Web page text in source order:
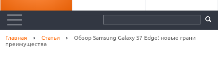
Главная Статьи
Обзор Samsung Galaxy S7 Edge: новые грани
преимущества